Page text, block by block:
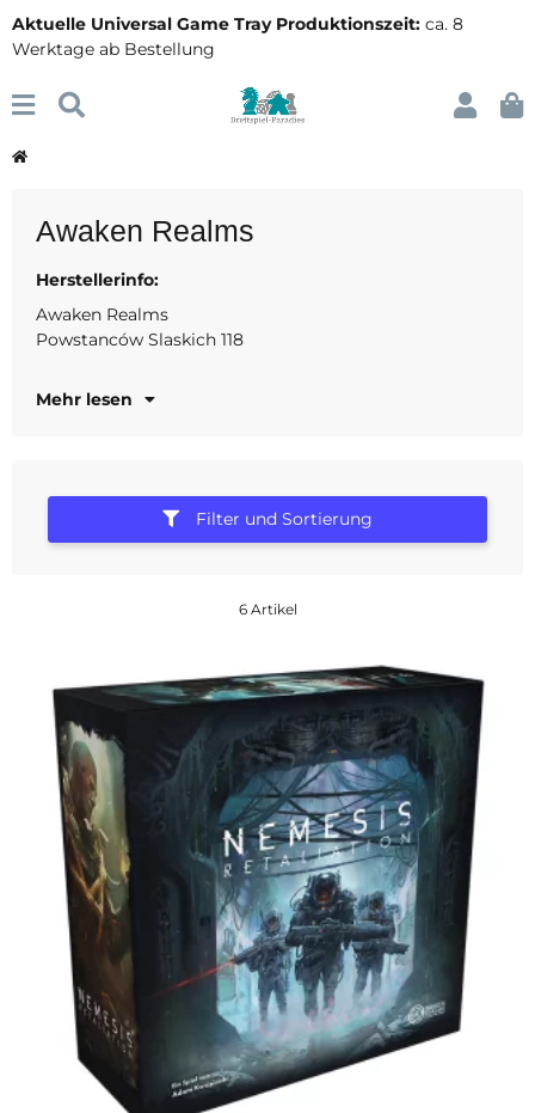
Aktuelle Universal Game Tray Produktionszeit: ca. 8
Werktage ab Bestellung
Awaken Realms
Herstellerinfo:
Awaken Realms
Powstanców Slaskich 118
Mehr lesen
Filter und Sortierung
6 Artikel